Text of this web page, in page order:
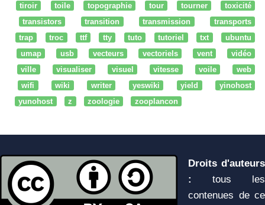
tiroir
toile topographie tour tourner
toxicité
transistors
transition transmission
transports
trap
troc ttf tty tuto tutoriel txt
ubuntu
umap
usb vecteurs vectoriels vent
vidéo
ville
visualiser visuel vitesse voile
web
wifi
wiki writer yeswiki yield
yinohost
yunohost
z zoologie zooplancon
Droits d'auteurs
:
tous les
contenues de ce